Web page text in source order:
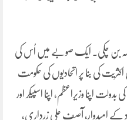
حصہ بن چکی۔ ایک صوبے میں اُس کی
کی بنا پر اتحادیوں کی حکومت
اپنا وزیراعظم، اپنا اسپیکر اور
کے امیدوار، آصف علی زرداری،